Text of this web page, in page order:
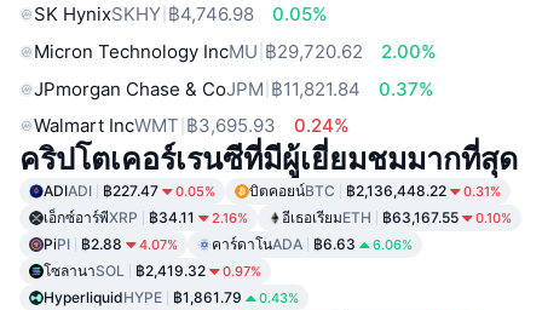
SK HynixSKHY ฿4,746.98
0.05%
Micron Technology IncMU ฿29,720.62
2.00%
JPmorgan Chase & CoJPM ฿11,821.84
0.37%
Walmart IncWMT ฿3,695.93 0.24%
คริปโตเคอร์เรนซีที่มีผู้เยี่ยมชมมากที่สุด
ADIADI ฿227.47 0.05% บิตคอยน์BTC ฿2,136,448.22 0.31%
เอ็กซ์อาร์พีXRP ฿34.11 2.16% อีเธอเรียมETH ฿63,167.55 0.10%
PiPI ฿2.88 4.07% คาร์ดาโนADA ฿6.63 6.06%
โซลานาSOL ฿2,419.32 0.97%
HyperliquidHYPE ฿1,861.79 0.43%